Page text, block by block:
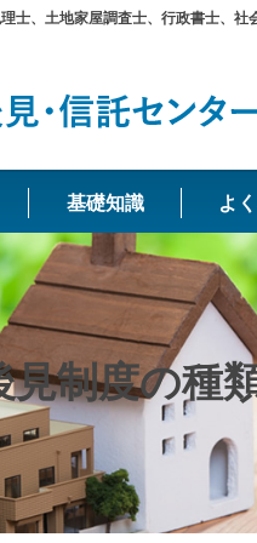
見制度の種
士、土地家屋調査士、行政書士、
基礎知識 よ